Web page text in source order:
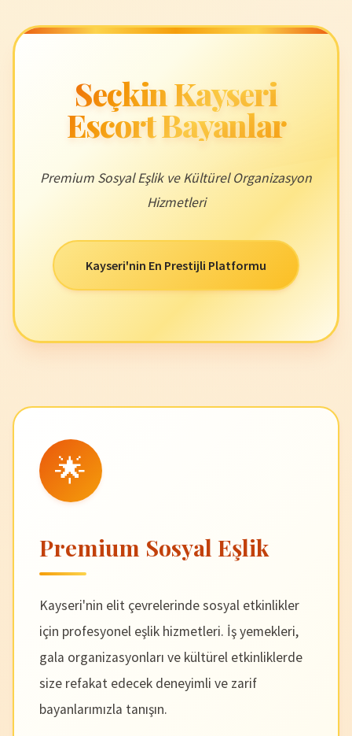
Seçkin Kayseri
Escort Bayanlar
Premium Sosyal Eşlik ve Kültürel Organizasyon
Hizmetleri
Kayseri'nin En Prestijli Platformu
🌟
Premium Sosyal Eşlik
Kayseri'nin elit çevrelerinde sosyal etkinlikler
için profesyonel eşlik hizmetleri. İş yemekleri,
gala organizasyonları ve kültürel etkinliklerde
size refakat edecek deneyimli ve zarif
bayanlarımızla tanışın.